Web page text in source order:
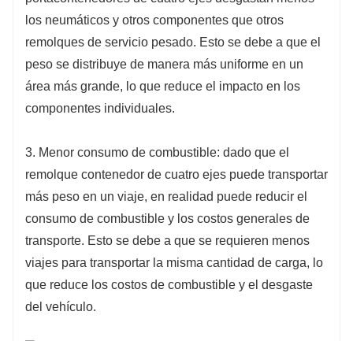
los neumáticos y otros componentes que otros
remolques de servicio pesado. Esto se debe a que el
peso se distribuye de manera más uniforme en un
área más grande, lo que reduce el impacto en los
componentes individuales.
3. Menor consumo de combustible: dado que el
remolque contenedor de cuatro ejes puede transportar
más peso en un viaje, en realidad puede reducir el
consumo de combustible y los costos generales de
transporte. Esto se debe a que se requieren menos
viajes para transportar la misma cantidad de carga, lo
que reduce los costos de combustible y el desgaste
del vehículo.